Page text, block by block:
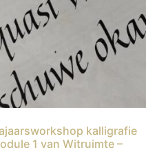
kalligrafie
1 van Witruimte –